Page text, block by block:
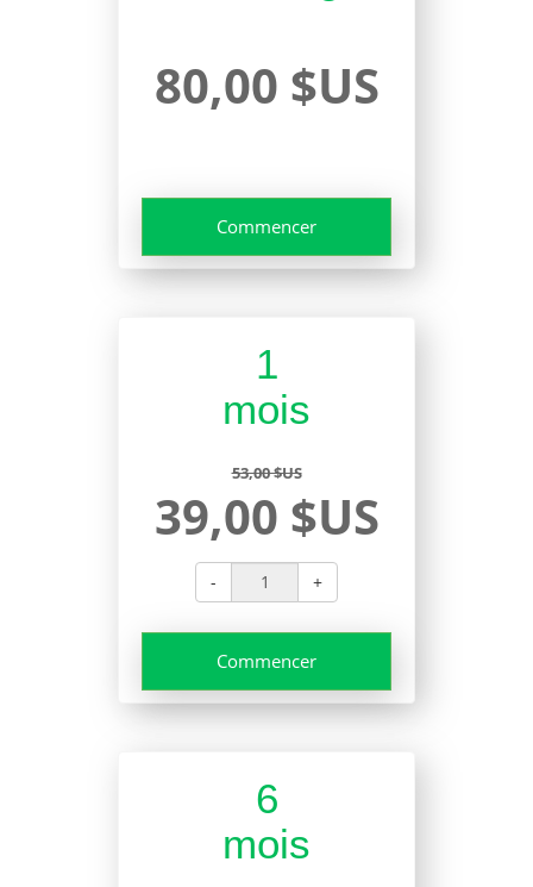
80,00 $US
Commencer
1
mois
53,00 $US
39,00 $US
- +
Commencer
6
mois